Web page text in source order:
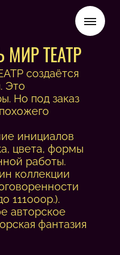
МИР ТЕАТР
создаётся
Это
Но под заказ
инициалов
цвета, формы
работы.
коллекции
111000р.).
авторское
фантазия